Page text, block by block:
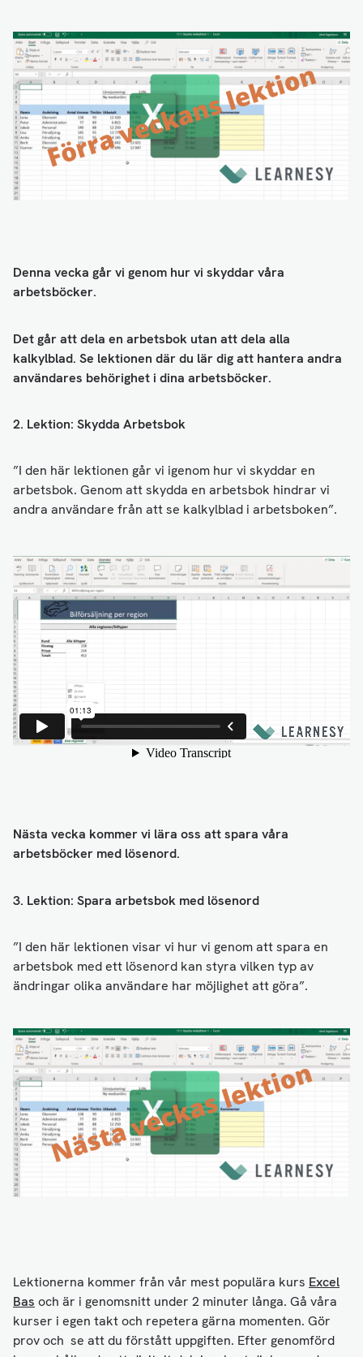
Denna vecka går vi genom hur vi skyddar våra
arbetsböcker.
Det går att dela en arbetsbok utan att dela alla
kalkylblad. Se lektionen där du lär dig att hantera andra
användares behörighet i dina arbetsböcker.
2. Lektion: Skydda Arbetsbok
”I den här lektionen går vi igenom hur vi skyddar en
arbetsbok. Genom att skydda en arbetsbok hindrar vi
andra användare från att se kalkylblad i arbetsboken”.
Nästa vecka kommer vi lära oss att spara våra
arbetsböcker med lösenord.
3. Lektion: Spara arbetsbok med lösenord
”I den här lektionen visar vi hur vi genom att spara en
arbetsbok med ett lösenord kan styra vilken typ av
ändringar olika användare har möjlighet att göra”.
Lektionerna kommer från vår mest populära kurs Excel
Bas och är i genomsnitt under 2 minuter långa. Gå våra
kurser i egen takt och repetera gärna momenten. Gör
prov och se att du förstått uppgiften. Efter genomförd